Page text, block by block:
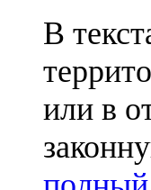
В
или в